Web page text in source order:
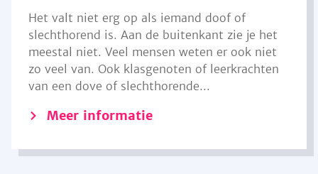
Het valt niet erg op als iemand doof of
slechthorend is. Aan de buitenkant zie je het
meestal niet. Veel mensen weten er ook niet
zo veel van. Ook klasgenoten of leerkrachten
van een dove of slechthorende...
Meer informatie